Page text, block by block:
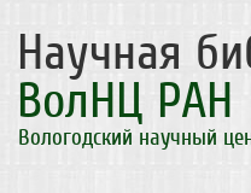
Научная
ВолНЦ РАН
Вологодский научный